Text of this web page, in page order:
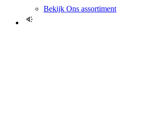
Bekijk Ons assortiment